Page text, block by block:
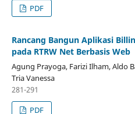
PDF
Rancang Bangun Aplikasi
pada RTRW Net Berbasis Web
Agung Prayoga, Farizi Ilham, Aldo
Tria Vanessa
281-291
PDF